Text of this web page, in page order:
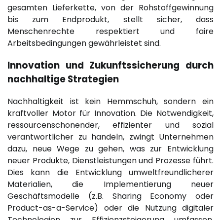
gesamten Lieferkette, von der Rohstoffgewinnung
bis zum Endprodukt, stellt sicher, dass
Menschenrechte respektiert und faire
Arbeitsbedingungen gewährleistet sind.
Innovation und Zukunftssicherung durch
nachhaltige Strategien
Nachhaltigkeit ist kein Hemmschuh, sondern ein
kraftvoller Motor für Innovation. Die Notwendigkeit,
ressourcenschonender, effizienter und sozial
verantwortlicher zu handeln, zwingt Unternehmen
dazu, neue Wege zu gehen, was zur Entwicklung
neuer Produkte, Dienstleistungen und Prozesse führt.
Dies kann die Entwicklung umweltfreundlicherer
Materialien, die Implementierung neuer
Geschäftsmodelle (z.B. Sharing Economy oder
Product-as-a-Service) oder die Nutzung digitaler